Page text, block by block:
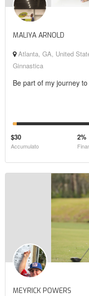
MALIYA ARNOLD
Atlanta, GA, United
Ginnastica
Be part of my journey
$30
Accumulato
2%
MEYRICK POWERS